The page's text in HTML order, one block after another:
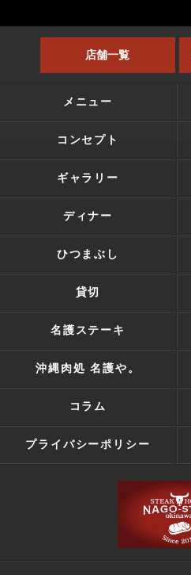
店舗一覧
メニュー
コンセプト
ギャラリー
ディナー
ひつまぶし
貸切
名護ステーキ
沖縄肉処 名護や。
コラム
プライバシーポリシー